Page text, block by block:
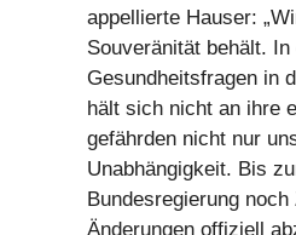
appellierte Hauser:
Souveränität behält.
Gesundheitsfragen in
hält sich nicht an ihre
gefährden nicht nur
Unabhängigkeit. Bis
Bundesregierung
Änderungen offiziell